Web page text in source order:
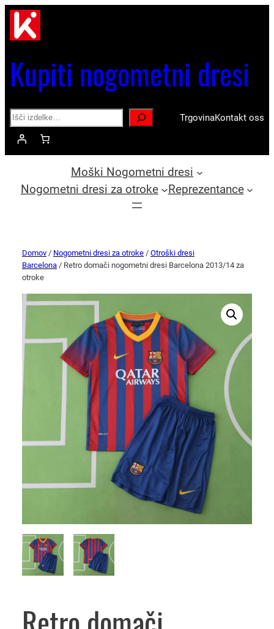
Kupiti nogometni dresi
Search TrgovinaKontakt oss
Moški Nogometni dresi
Nogometni dresi za otroke
Reprezentance
Domov / Nogometni dresi za otroke / Otroški dresi
Barcelona / Retro domači nogometni dresi Barcelona 2013/14 za
otroke